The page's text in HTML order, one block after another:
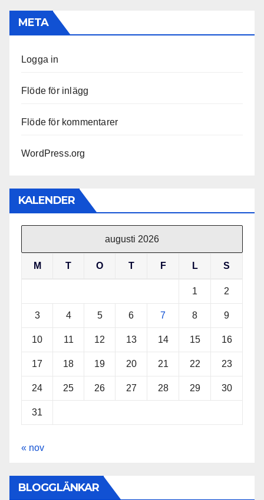
META
Logga in
Flöde för inlägg
Flöde för kommentarer
WordPress.org
KALENDER
augusti 2026
M T O T F L S
1 2
3 4 5 6 7 8 9
10 11 12 13 14 15 16
17 18 19 20 21 22 23
24 25 26 27 28 29 30
31
« nov
BLOGGLÄNKAR